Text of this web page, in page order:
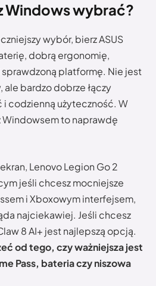
Windows wybrać?
wybór, bierz ASUS
dobrą ergonomię,
sprawdzoną platformę. Nie jest
bardzo dobrze łączy
codzienną użyteczność. W
to naprawdę
Lenovo Legion Go 2
jeśli chcesz mocniejsze
i Xboxowym interfejsem,
najciekawiej. Jeśli chcesz
8 AI+ jest najlepszą opcją.
od tego, czy ważniejsza jest
Pass, bateria czy niszowa